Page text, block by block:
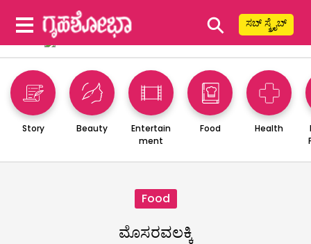
⚲ ಸಬ್ ಸ್ಕ್ರೈಬ್
Story Beauty
Entertain
ment
Food Health
Food
ಮೊಸರವಲಕ್ಕಿ